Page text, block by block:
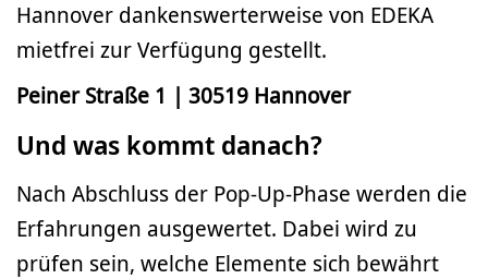
Hannover dankenswerterweise von EDEKA
mietfrei zur Verfügung gestellt.
Peiner Straße 1 | 30519 Hannover
Und was kommt danach?
Nach Abschluss der Pop-Up-Phase werden die
Erfahrungen ausgewertet. Dabei wird zu
prüfen sein, welche Elemente sich bewährt